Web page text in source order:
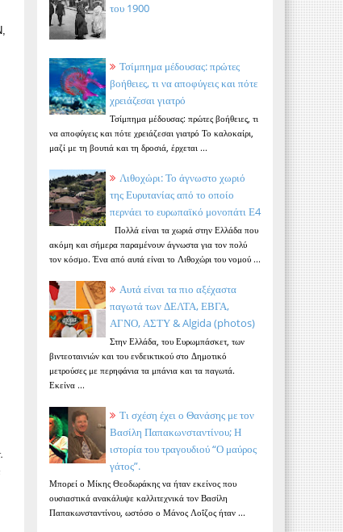
του 1900
Τσίμπημα μέδουσας: πρώτες
βοήθειες, τι να αποφύγεις και πότε
χρειάζεσαι γιατρό
Τσίμπημα μέδουσας: πρώτες βοήθειες, τι
να αποφύγεις και πότε χρειάζεσαι γιατρό Το καλοκαίρι,
μαζί με τη βουτιά και τη δροσιά, έρχεται ...
Λιθοχώρι: Το άγνωστο χωριό
της Ευρυτανίας από το οποίο
περνάει το ευρωπαϊκό μονοπάτι Ε4
Πολλά είναι τα χωριά στην Ελλάδα που
ακόμη και σήμερα παραμένουν άγνωστα για τον πολύ
τον κόσμο. Ένα από αυτά είναι το Λιθοχώρι του νομού ...
Αυτά είναι τα πιο αξέχαστα
παγωτά των ΔΕΛΤΑ, ΕΒΓΑ,
ΑΓΝΟ, ΑΣΤΥ & Algida (photos)
Στην Ελλάδα, του Ευρωμπάσκετ, των
βιντεοταινιών και του ενδεικτικού στο Δημοτικό
μετρούσες με περηφάνια τα μπάνια και τα παγωτά.
Εκείνα ...
Τι σχέση έχει ο Θανάσης με τον
Βασίλη Παπακωνσταντίνου; Η
ιστορία του τραγουδιού “Ο μαύρος
γάτος”.
Μπορεί ο Μίκης Θεοδωράκης να ήταν εκείνος που
ουσιαστικά ανακάλυψε καλλιτεχνικά τον Βασίλη
Παπακωνσταντίνου, ωστόσο ο Μάνος Λοΐζος ήταν ...